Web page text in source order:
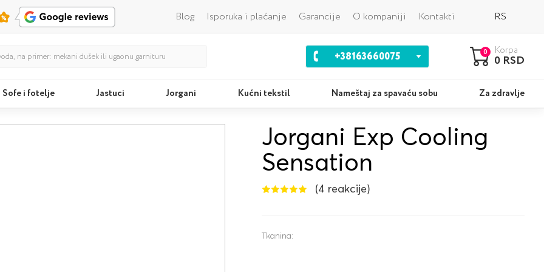
Blog Isporuka i plaćanje Garancije O kompaniji Kontakti RS
+38163660075 0 Korpa
0 RSD
Sofe i fotelje Jastuci Jorgani Kućni tekstil Nameštaj za spavaću sobu Za zdravlje
Nazad
Jastuci
Jorgani Exp Cooling
Sensation
(4 reakcije)
Tkanina: